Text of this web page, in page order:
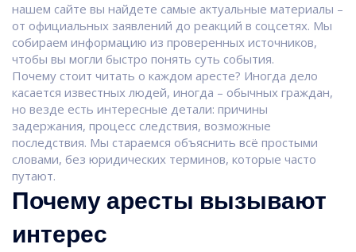
нашем сайте вы найдете самые актуальные материалы –
от официальных заявлений до реакций в соцсетях. Мы
собираем информацию из проверенных источников,
чтобы вы могли быстро понять суть события.
Почему стоит читать о каждом аресте? Иногда дело
касается известных людей, иногда – обычных граждан,
но везде есть интересные детали: причины
задержания, процесс следствия, возможные
последствия. Мы стараемся объяснить всё простыми
словами, без юридических терминов, которые часто
путают.
Почему аресты вызывают
интерес